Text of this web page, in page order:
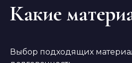
Какие
Выбор подходящих